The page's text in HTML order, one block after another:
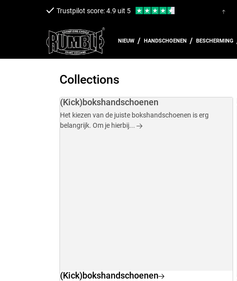
naar de contentTrustpilot score: 4.9 uit 5
NIEUW HANDSCHOENEN BESCHERMING
Collections
(Kick)bokshandschoenen
Het kiezen van de juiste bokshandschoenen is erg
belangrijk. Om je hierbij...
(Kick)bokshandschoenen